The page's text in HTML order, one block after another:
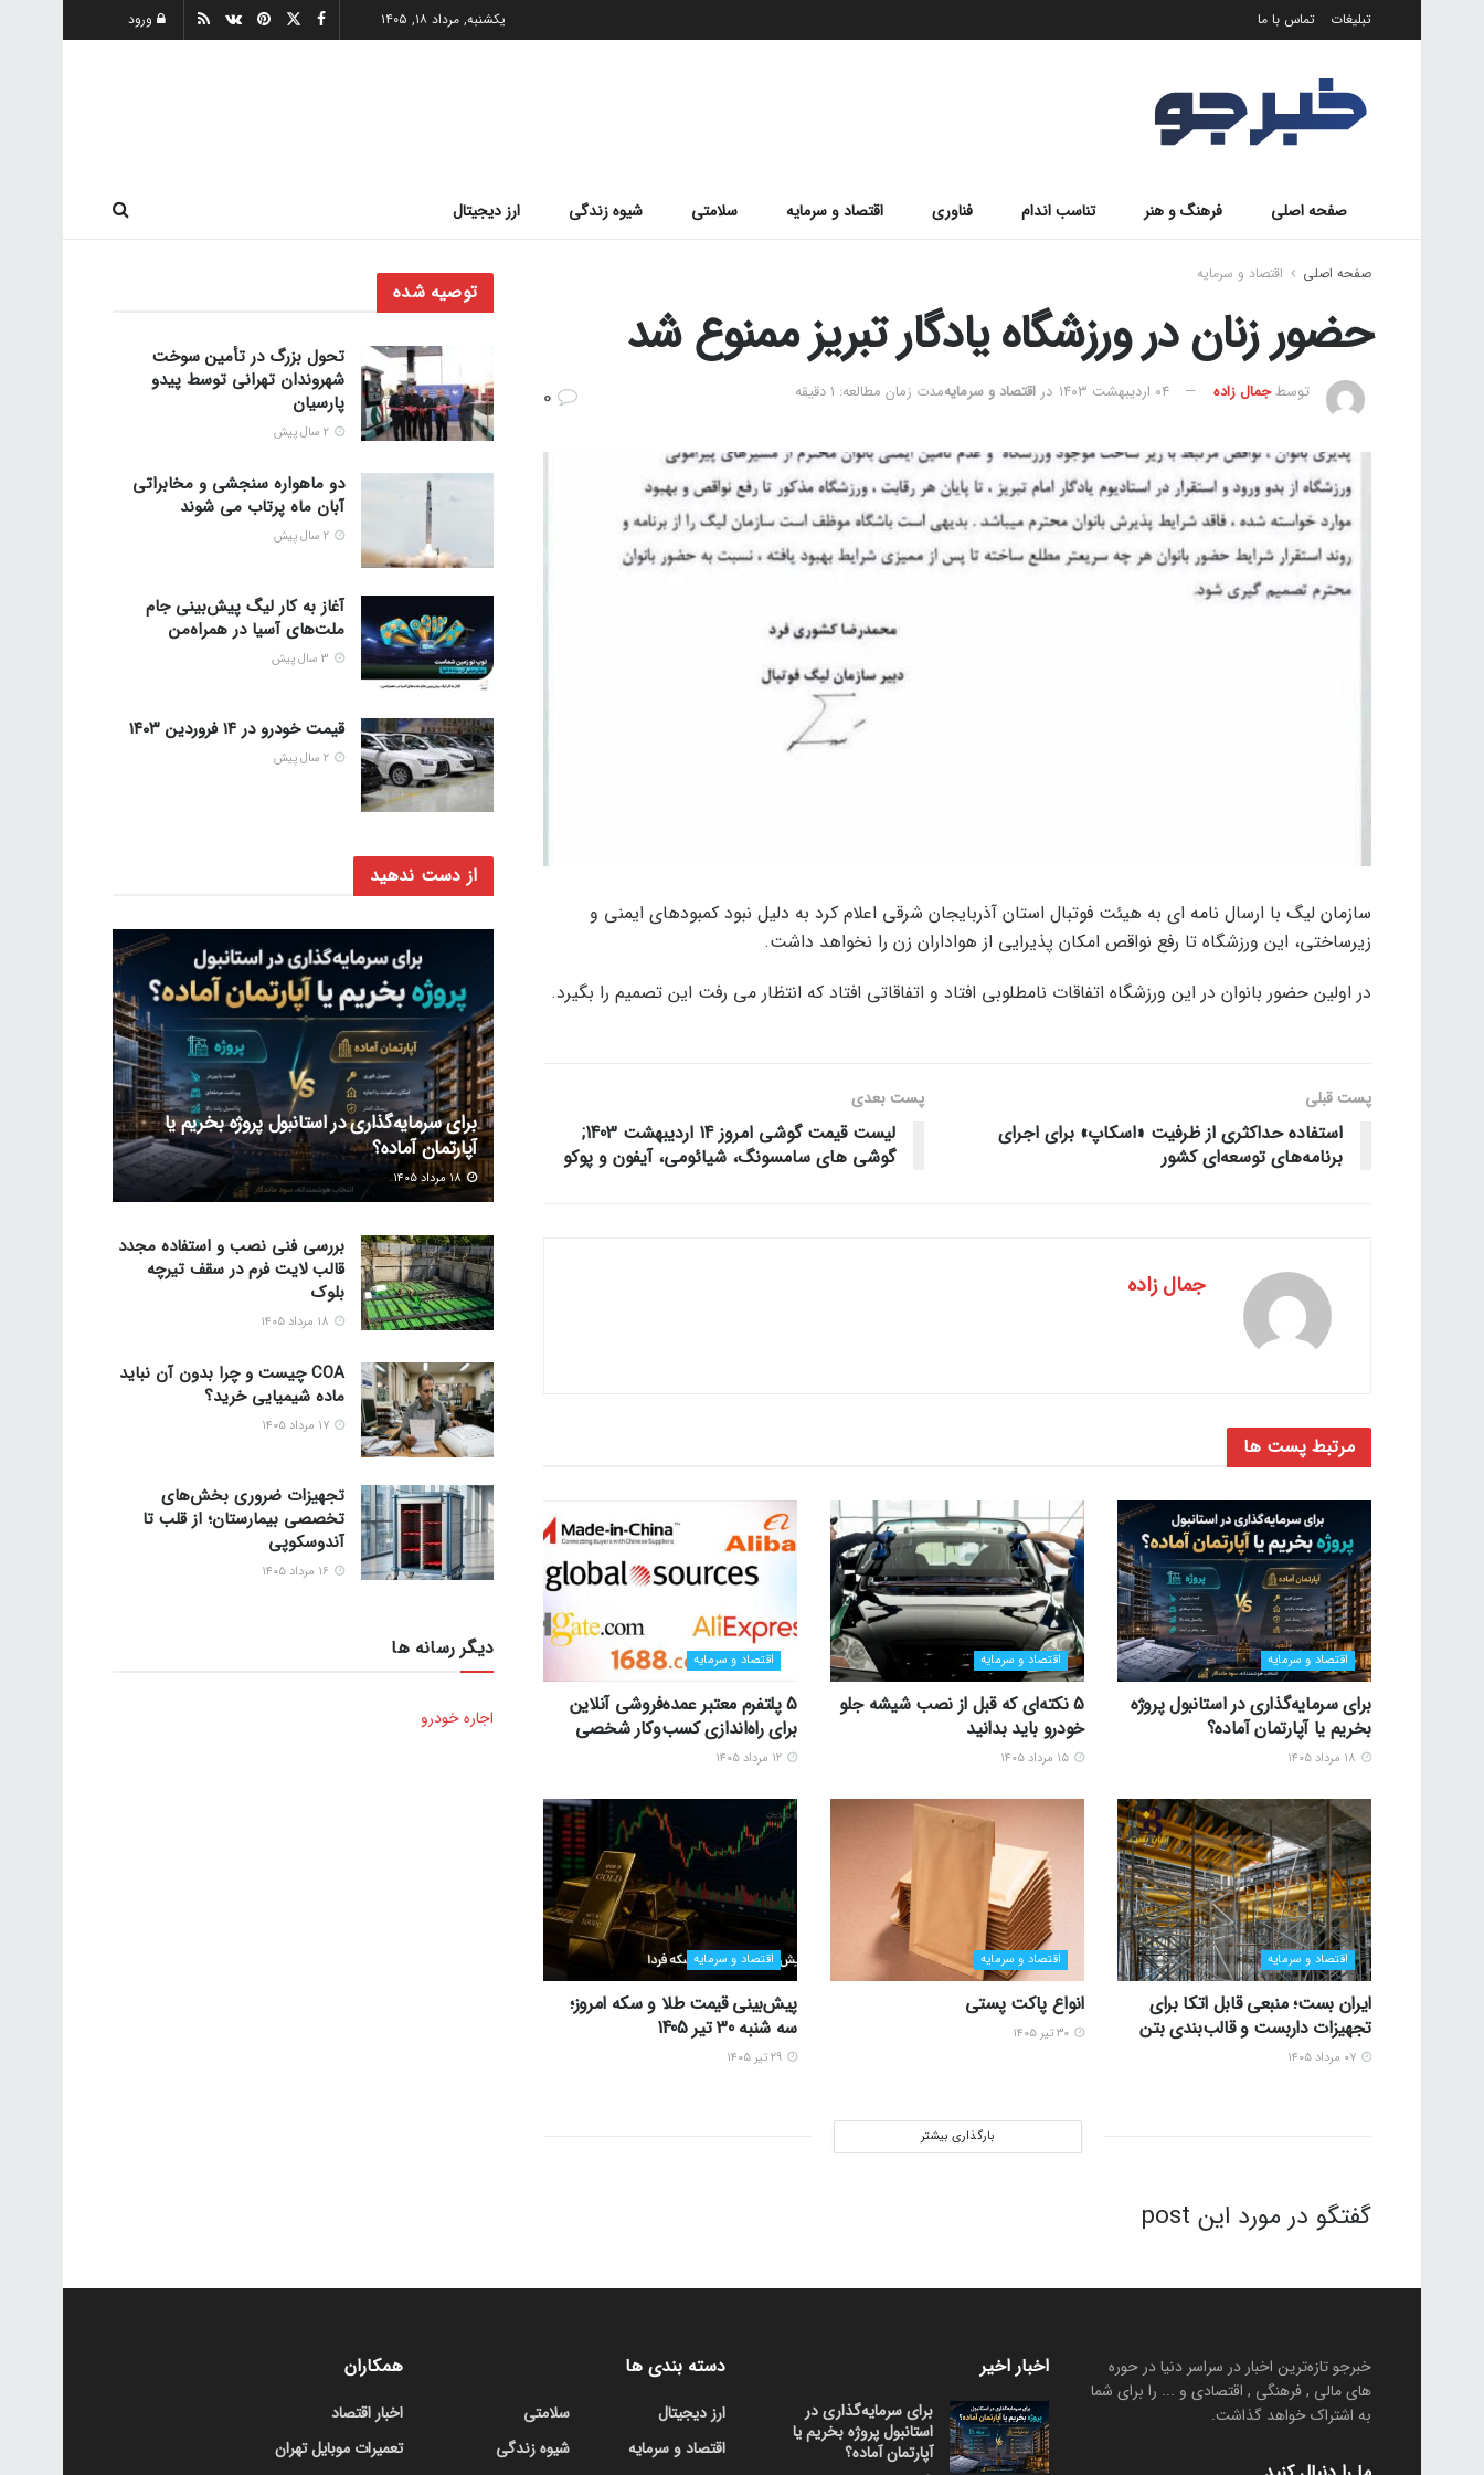
تبلیغات تماس با ما یکشنبه, مرداد ۱۸, ۱۴۰۵ ورود
صفحه اصلی فرهنگ و هنر تناسب اندام فناوری اقتصاد و سرمایه سلامتی شیوه زندگی ارز دیجیتال
صفحه اصلی اقتصاد و سرمایه
حضور زنان در ورزشگاه یادگار تبریز ممنوع شد
توسطجمال زاده ۰۴ اردیبهشت ۱۴۰۳ در اقتصاد و سرمایهمدت زمان مطالعه: 1 دقیقه
سازمان لیگ با ارسال نامه ای به هیئت فوتبال استان آذربایجان شرقی اعلام کرد به دلیل نبود کمبودهای ایمنی و
زیرساختی، این ورزشگاه تا رفع نواقص امکان پذیرایی از هواداران زن را نخواهد داشت.
در اولین حضور بانوان در این ورزشگاه اتفاقات نامطلوبی افتاد و اتفاقاتی افتاد که انتظار می رفت این تصمیم را بگیرد.
پست قبلی
استفاده حداکثری از ظرفیت «اسکاپ» برای اجرای
برنامه‌های توسعه‌ای کشور
پست‌ بعدی
لیست قیمت گوشی امروز 14 اردیبهشت 1403;
گوشی های سامسونگ، شیائومی، آیفون و پوکو
جمال زاده
مرتبط پست ها
اقتصاد و سرمایه
برای سرمایه‌گذاری در استانبول پروژه
بخریم یا آپارتمان آماده؟
اقتصاد و سرمایه
5 نکته‌ای که قبل از نصب شیشه جلو
خودرو باید بدانید
اقتصاد و سرمایه
5 پلتفرم معتبر عمده‌فروشی آنلاین
برای راه‌اندازی کسب‌وکار شخصی
اقتصاد و سرمایه
ایران بست؛ منبعی قابل اتکا برای
تجهیزات داربست و قالب‌بندی بتن
اقتصاد و سرمایه
انواع پاکت پستی
اقتصاد و سرمایه
پیش‌بینی قیمت طلا و سکه امروز؛
سه شنبه 30 تیر 1405
بارگذاری بیشتر
گفتگو در مورد این post
توصیه شده
تحول بزرگ در تأمین سوخت
شهروندان تهرانی توسط پیدو
پارسیان
دو ماهواره سنجشی و مخابراتی
آبان ماه پرتاب می شوند
آغاز به کار لیگ پیش‌بینی جام
ملت‌های آسیا در همراه‌من
قیمت خودرو در ۱۴ فروردین ۱۴۰۳
از دست ندهید
برای سرمایه‌گذاری در استانبول پروژه بخریم یا
آپارتمان آماده؟
بررسی فنی نصب و استفاده مجدد
قالب لایت فرم در سقف تیرچه
بلوک
COA چیست و چرا بدون آن نباید
ماده شیمیایی خرید؟
تجهیزات ضروری بخش‌های
تخصصی بیمارستان؛ از قلب تا
آندوسکوپی
دیگر رسانه ها
اجاره خودرو
خبرجو تازه‌ترین اخبار در سراسر دنیا در حوره
های مالی , فرهنگی , اقتصادی و ... را برای شما
به اشتراک خواهد گذاشت.
اخبار اخیر
برای سرمایه‌گذاری در
استانبول پروژه بخریم یا
آپارتمان آماده؟
دسته بندی ها
ارز دیجیتال
اقتصاد و سرمایه
سلامتی
شیوه زندگی
همکاران
اخبار اقتصاد
تعمیرات موبایل تهران